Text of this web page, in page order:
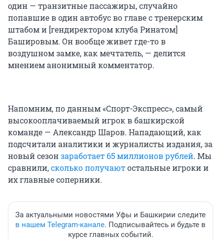
один — транзитные пассажиры, случайно
попавшие в один автобус во главе с тренерским
штабом и [гендиректором клуба Ринатом]
Башировым. Он вообще живет где-то в
воздушном замке, как мечтатель, — делится
мнением анонимный комментатор.
Напомним, по данным «Спорт-Экспресс», самый
высокооплачиваемый игрок в башкирской
команде — Александр Шаров. Нападающий, как
подсчитали аналитики и журналисты издания, за
новый сезонзаработает 65 миллионов рублей. Мы
сравнили,сколько получаютостальные игроки и
их главные соперники.
За актуальными новостями Уфы и Башкирии следите
в нашем Telegram-канале. Подписывайтесь и будьте в
курсе главных событий.